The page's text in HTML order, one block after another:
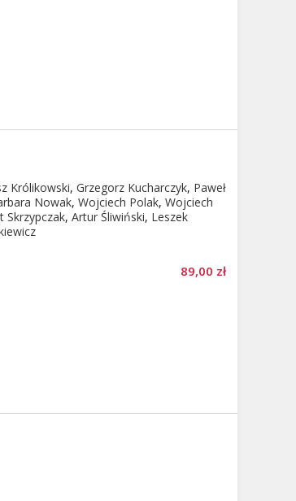
Królikowski, Grzegorz Kucharczyk, Paweł
Nowak, Wojciech Polak, Wojciech
Skrzypczak, Artur Śliwiński, Leszek
89,00 zł